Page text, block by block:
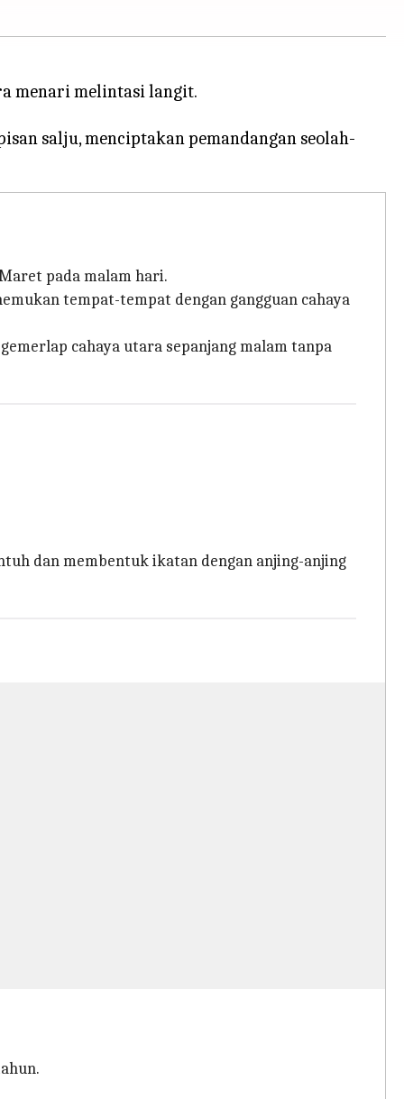
menari melintasi langit.
salju, menciptakan pemandangan seolah-
pada malam hari.
tempat-tempat dengan gangguan cahaya
cahaya utara sepanjang malam tanpa
dan membentuk ikatan dengan anjing-anjing